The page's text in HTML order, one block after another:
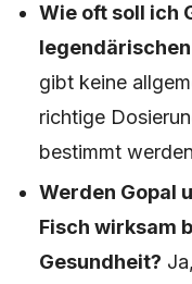
Wie oft soll ich
gibt keine
richtige
bestimmt
Werden Gopal
Fisch wirksam
Gesundheit?